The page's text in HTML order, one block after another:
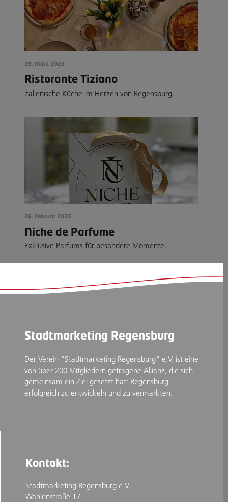
19. März 2026
Ristorante Tiziano
Italienische Küche im Herzen von Regensburg.
26. Februar 2026
Niche de Parfume
Exklusive Parfums für besondere Momente.
Stadtmarketing Regensburg
Der Verein "Stadtmarketing Regensburg" e.V. ist eine
von über 200 Mitgliedern getragene Allianz, die sich
gemeinsam ein Ziel gesetzt hat: Regensburg
erfolgreich zu entwickeln und zu vermarkten.
Kontakt:
Stadtmarketing Regensburg e.V.
Wahlenstraße 17